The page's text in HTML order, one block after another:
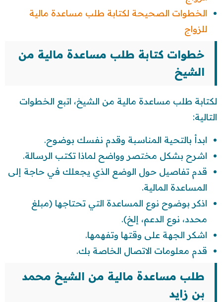
الخطوات الصحيحة لكتابة طلب مساعدة مالية
للزواج
خطوات كتابة طلب مساعدة مالية من
الشيخ
لكتابة طلب مساعدة مالية من الشيخ، اتبع الخطوات
التالية:
ابدأ بالتحية المناسبة وقدم نفسك بوضوح.
اشرح بشكل مختصر وواضح لماذا تكتب الرسالة.
قدم تفاصيل حول الوضع الذي يجعلك في حاجة إلى
المساعدة المالية.
اذكر بوضوح نوع المساعدة التي تحتاجها (مبلغ
محدد، نوع الدعم، إلخ).
اشكر الجهة على وقتها وتفهمها.
قدم معلومات الاتصال الخاصة بك.
طلب مساعدة مالية من الشيخ محمد
بن زايد